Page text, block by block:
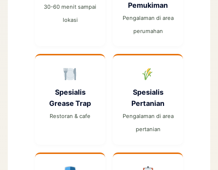
30-60 menit sampai
lokasi
Pemukiman
Pengalaman di area
perumahan
Spesialis
Grease Trap
Restoran & cafe
Spesialis
Pertanian
Pengalaman di area
pertanian